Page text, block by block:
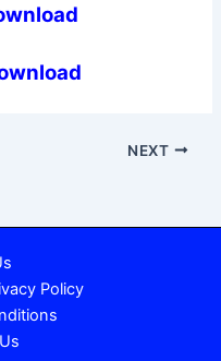
NEXT
Policy